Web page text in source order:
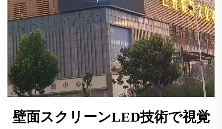
壁面スクリーンLED技術で視覚